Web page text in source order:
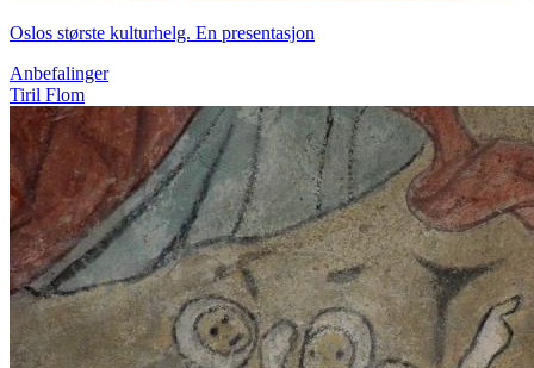
Oslos største kulturhelg. En presentasjon
Anbefalinger
Tiril Flom